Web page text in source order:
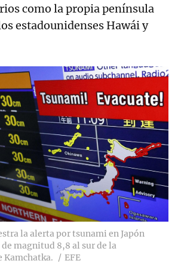
como la propia península
estadounidenses Hawái y
la alerta por tsunami en Japón
magnitud 8,8 al sur de la
Kamchatka.
EFE